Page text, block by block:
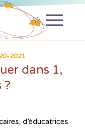
2021
dans 1,
?
d’éducatrices